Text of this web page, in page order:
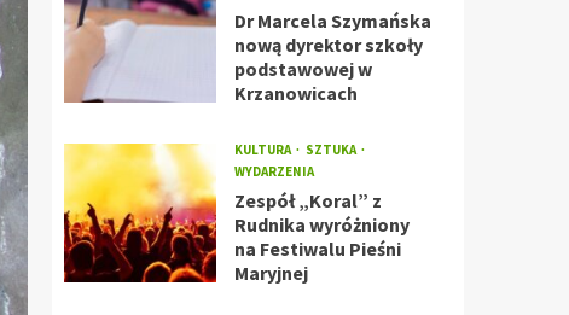
Dr Marcela Szymańska
nową dyrektor szkoły
podstawowej w
Krzanowicach
KULTURA
SZTUKA
WYDARZENIA
Zespół „Koral” z
Rudnika wyróżniony
na Festiwalu Pieśni
Maryjnej